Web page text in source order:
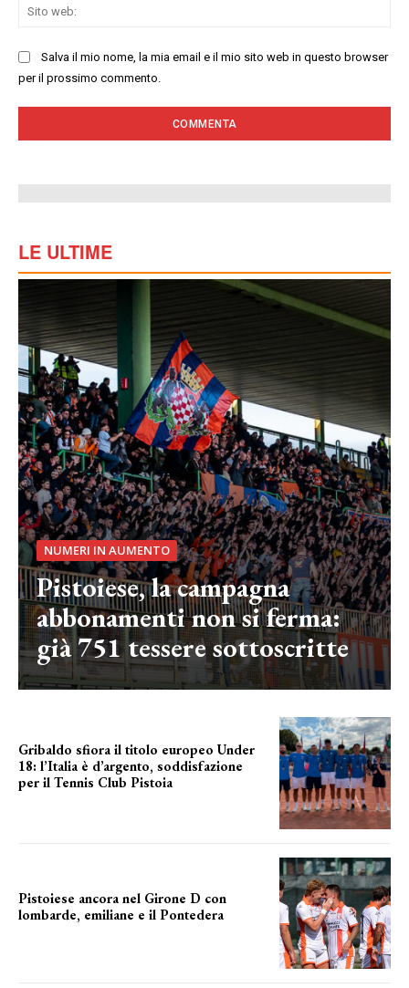
Salva il mio nome, la mia email e il mio sito web in questo browser
per il prossimo commento.
LE ULTIME
NUMERI IN AUMENTO
Pistoiese, la campagna
abbonamenti non si ferma:
già 751 tessere sottoscritte
Gribaldo sfiora il titolo europeo Under
18: l’Italia è d’argento, soddisfazione
per il Tennis Club Pistoia
Pistoiese ancora nel Girone D con
lombarde, emiliane e il Pontedera